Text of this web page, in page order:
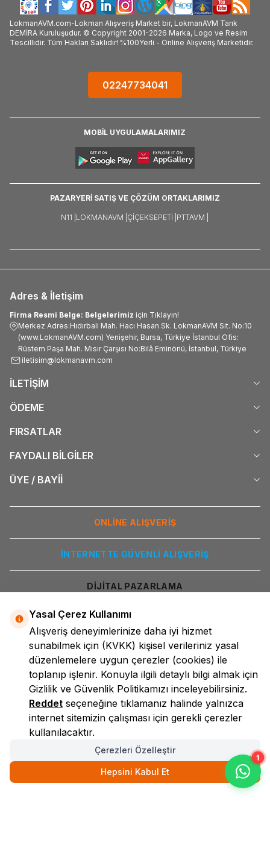
1
LokmanAVM.com-Lokman Alışveriş Market bir, LokmanAVM Tarık
DEMİRA Kuruluşudur. © Copyright 2001-2026 Marka, Logo ve Resim
Tescillidir. Tüm Hakları Saklıdır! %100Yerli - Online Alışveriş Marketidir.
02247734041
MOBİL UYGULAMALARIMIZ
PAZARYERİ SATIŞ VE ÇÖZÜM ORTAKLARIMIZ
N11 | LOKMANAVM | ÇIÇEKSEPETI | PTTAVM |
Adres & İletişim
Firma Resmi Belge: Belgelerimiz için Tıklayın!
Merkez Adres:Hıdırbali Mah. Hacı Hasan Sk. LokmanAVM Sit. No:10
(www.LokmanAVM.com) Yenişehir, Bursa, Türkiye İstanbul Ofis:
Rüstem Paşa Mah. Mısır Çarşısı No:Bilâ Eminönü, İstanbul, Türkiye
iletisim@lokmanavm.com
İLETİŞİM
ÖDEME
FIRSATLAR
FAYDALI BİLGİLER
ÜYE / BAYİİ
ONLİNE ALIŞVERİŞ
İNTERNETTE GÜVENLİ ALIŞVERİŞ
DİJİTAL PAZARLAMA
LokmanAVM
Yasal Çerez Kullanımı
Alışveriş deneyimlerinize daha iyi hizmet
sunabilmek için (KVKK) kişisel verileriniz yasal
düzenlemelere uygun çerezler (cookies) ile
toplanıp işlenir. Konuyla ilgili detaylı bilgi almak için
Gizlilik ve Güvenlik Politikamızı inceleyebilirsiniz.
Reddet seçeneğine tıklamanız halinde yalnızca
internet sitemizin çalışması için gerekli çerezler
kullanılacaktır.
Çerezleri Özelleştir
Hepsini Kabul Et